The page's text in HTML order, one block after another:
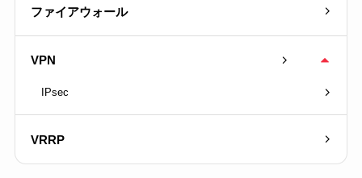
ファイアウォール
VPN
IPsec
VRRP